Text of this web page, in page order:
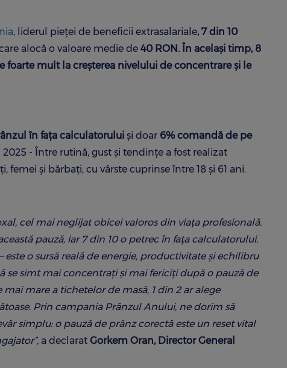
, liderul pieței de beneficii extrasalariale, 7 din 10
alocă o valoare medie de 40 RON. În același timp, 8
foarte mult la creșterea nivelului de concentrare și le
în fața calculatorului și doar 6% comandă de pe
- Între rutină, gust și tendințe a fost realizat
și bărbați, cu vârste cuprinse între 18 și 61 ani.
cel mai neglijat obicei valoros din viața profesională.
pauză, iar 7 din 10 o petrec în fața calculatorului.
o sursă reală de energie, productivitate și echilibru
se simt mai concentrați și mai fericiți după o pauză de
mare a tichetelor de masă, 1 din 2 ar alege
Prin campania Prânzul Anului, ne dorim să
simplu: o pauză de prânz corectă este un reset vital
a declarat Gorkem Oran, Director General